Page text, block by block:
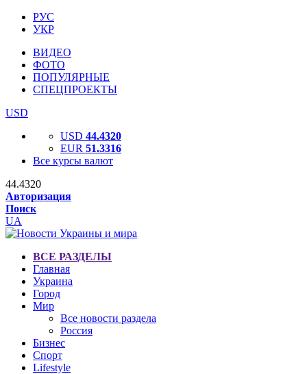
РУС
УКР
ВИДЕО
ФОТО
ПОПУЛЯРНЫЕ
СПЕЦПРОЕКТЫ
USD
USD 44.4320
EUR 51.3316
Все курсы валют
44.4320
Авторизация
Поиск
UA
ВСЕ РАЗДЕЛЫ
Главная
Украина
Город
Мир
Все новости раздела
Россия
Бизнес
Спорт
Lifestyle